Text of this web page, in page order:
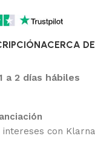
ACERCA
a 2 días hábiles
intereses con